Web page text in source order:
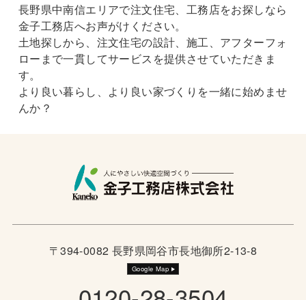
長野県中南信エリアで注文住宅、工務店をお探しなら
金子工務店へお声がけください。
土地探しから、注文住宅の設計、施工、アフターフォ
ローまで一貫してサービスを提供させていただきま
す。
より良い暮らし、より良い家づくりを一緒に始めませ
んか？
〒394-0082 長野県岡谷市長地御所2-13-8
Google Map